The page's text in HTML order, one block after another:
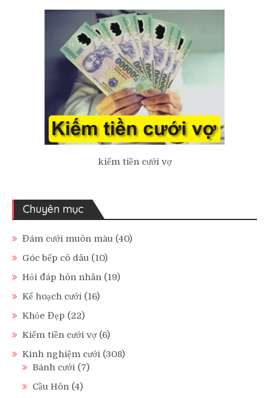
kiếm tiền cưới vợ
Chuyên mục
Đám cưới muôn màu (40)
Góc bếp cô dâu (10)
Hỏi đáp hôn nhân (19)
Kế hoạch cưới (16)
Khỏe Đẹp (22)
Kiếm tiền cưới vợ (6)
Kinh nghiệm cưới (308)
Bánh cưới (7)
Cầu Hôn (4)